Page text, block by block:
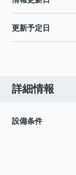
更新予定日
詳細情報
設備条件